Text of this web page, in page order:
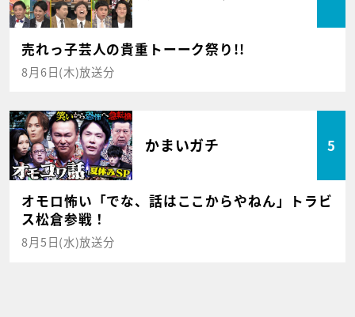
売れっ子芸人の貴重トーーク祭り!!
8月6日(木)放送分
かまいガチ 5
オモロ怖い「でな、話はここからやねん」トラビ
ス松倉参戦！
8月5日(水)放送分